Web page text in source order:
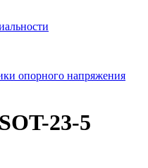
опорного напряжения
23-5